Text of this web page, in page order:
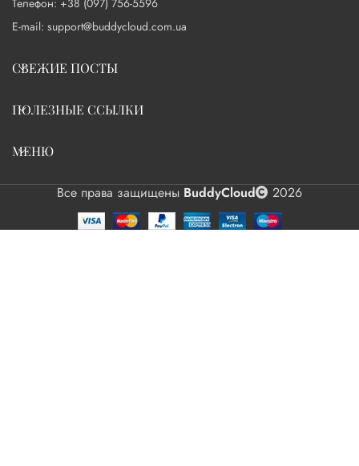
E-mail: support@buddycloud.com.ua
СВЕЖИЕ ПОСТЫ
ПОЛЕЗНЫЕ ССЫЛКИ
МЕНЮ
Все права защищены BuddyCloud 2026